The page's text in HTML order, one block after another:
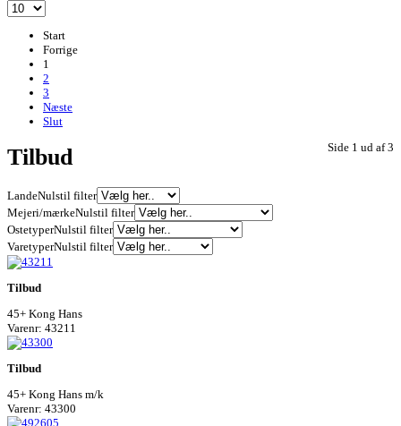
Start
Forrige
1
2
3
Næste
Slut
Side 1 ud af 3
Tilbud
LandeNulstil filter
Mejeri/mærkeNulstil filter
OstetyperNulstil filter
VaretyperNulstil filter
Tilbud
45+ Kong Hans
Varenr: 43211
Tilbud
45+ Kong Hans m/k
Varenr: 43300